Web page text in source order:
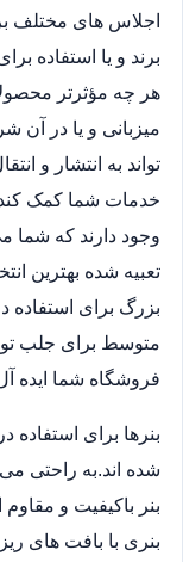
اجلاس های مختلف
برند و یا استفاده
هر چه مؤثرتر
میزبانی و یا در
تواند به انتشار و
خدمات شما کمک
وجود دارند که شما
تعبیه شده بهترین
بزرگ برای استفاده
متوسط برای جلب
فروشگاه شما ایده
بنرها برای
شده اند.به راحتی
بنر باکیفیت و مقاوم
بنری با بافت های